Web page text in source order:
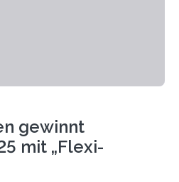
gewinnt
mit „Flexi-